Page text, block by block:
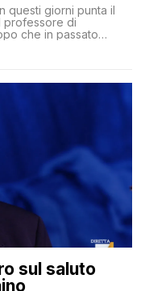
questi giorni punta il
professore di
che in passato
sul saluto